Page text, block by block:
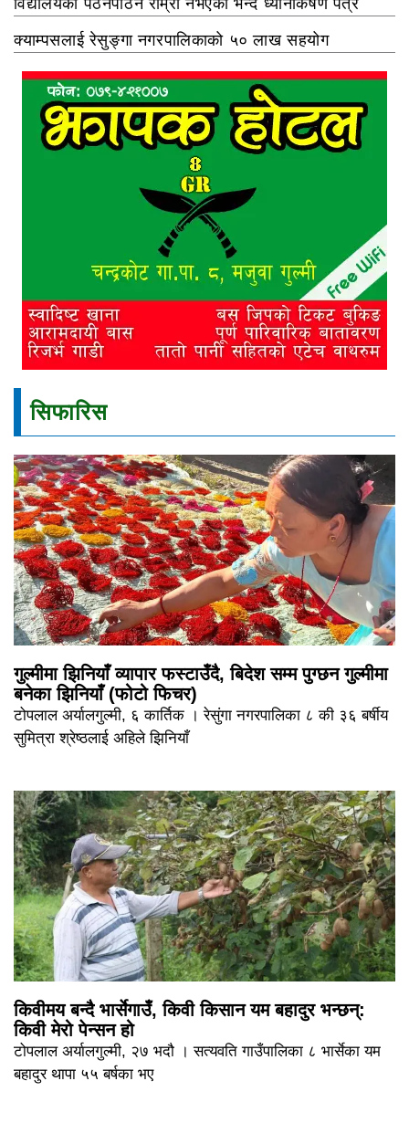
क्याम्पसलाई रेसुङ्गा नगरपालिकाको ५० लाख सहयोग
सिफारिस
गुल्मीमा झिनियाँ व्यापार फस्टाउँदै, बिदेश सम्म पुग्छन गुल्मीमा
बनेका झिनियाँ (फोटो फिचर)
टोपलाल अर्यालगुल्मी, ६ कार्तिक । रेसुंगा नगरपालिका ८ की ३६ बर्षीय
सुमित्रा श्रेष्ठलाई अहिले झिनियाँ
किवीमय बन्दै भार्सेगाउँ, किवी किसान यम बहादुर भन्छन्:
किवी मेरो पेन्सन हो
टोपलाल अर्यालगुल्मी, २७ भदौ । सत्यवति गाउँपालिका ८ भार्सेका यम
बहादुर थापा ५५ बर्षका भए